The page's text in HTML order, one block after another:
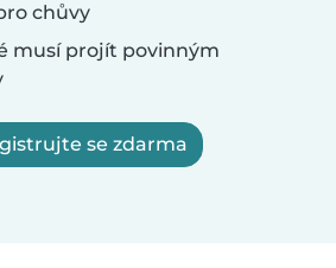
chůvy
musí projít povinným
se zdarma